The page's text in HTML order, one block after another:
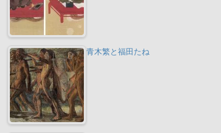
青木繁と福田たね